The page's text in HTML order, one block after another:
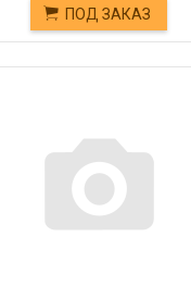
ПОД ЗАКАЗ